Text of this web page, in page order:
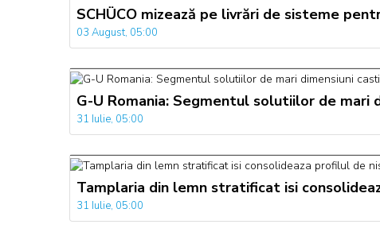
SCHÜCO mizează pe livrări de sisteme
03 August, 05:00
G-U Romania: Segmentul solutiilor de
31 Iulie, 05:00
Tamplaria din lemn stratificat isi
31 Iulie, 05:00